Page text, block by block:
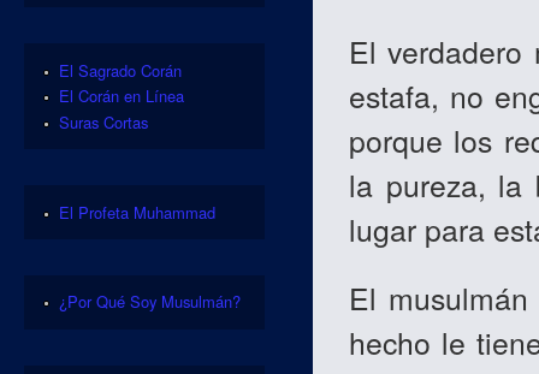
El verdadero
estafa, no
porque los
la pureza, la
lugar para
El
hecho le
El Sagrado Corán
El Corán en Línea
Suras Cortas
El Profeta Muhammad
¿Por Qué Soy Musulmán?